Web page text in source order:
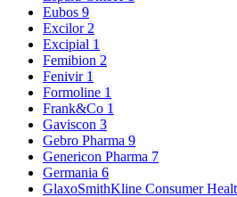
Eubos 9
Excilor2
Excipial 1
Femibion 2
Fenivir 1
Formoline 1
Frank&Co 1
Gaviscon 3
Gebro Pharma 9
Genericon Pharma 7
Germania 6
GlaxoSmithKline Consumer